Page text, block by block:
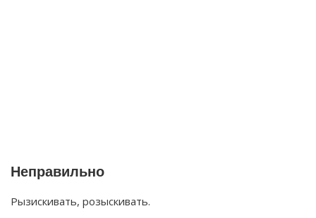
Неправильно
Рызискивать, розыскивать.